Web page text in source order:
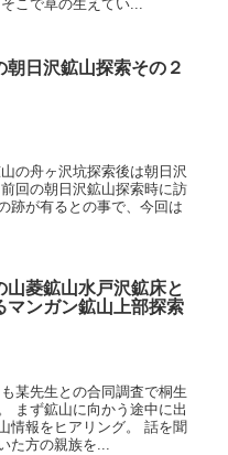
こで草の生えてい...
朝日沢鉱山探索その２
の舟ヶ沢坑探索後は朝日沢
回の朝日沢鉱山探索時に訪
跡が有るとの事で、今回は
山菱鉱山水戸沢鉱床と
マンガン鉱山上部探索
某先生との合同調査で桐生
まず鉱山に向かう途中に出
情報をヒアリング。 話を聞
た方の親族を...